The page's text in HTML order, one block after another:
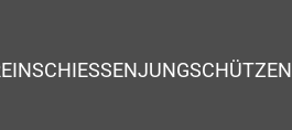
SCHIESSENJUNGSCHÜTZEN